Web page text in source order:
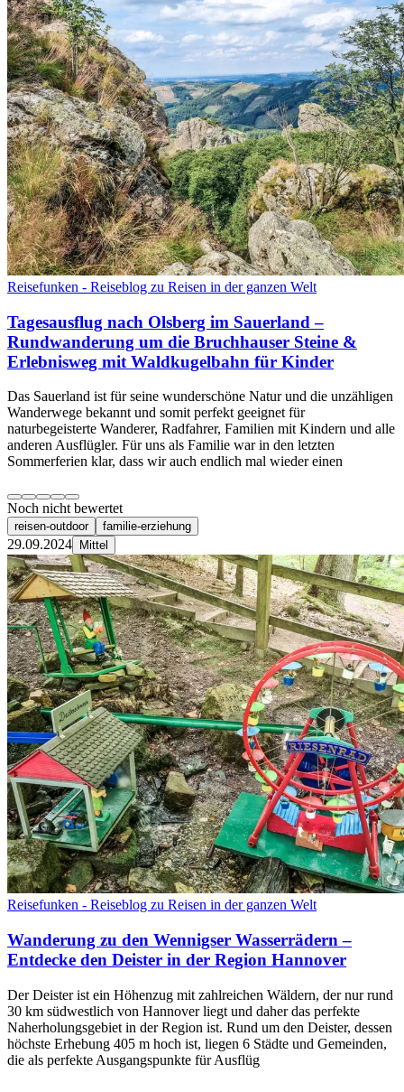
Reisefunken - Reiseblog zu Reisen in der ganzen Welt
Tagesausflug nach Olsberg im Sauerland –
Rundwanderung um die Bruchhauser Steine &
Erlebnisweg mit Waldkugelbahn für Kinder
Das Sauerland ist für seine wunderschöne Natur und die unzähligen
Wanderwege bekannt und somit perfekt geeignet für
naturbegeisterte Wanderer, Radfahrer, Familien mit Kindern und alle
anderen Ausflügler. Für uns als Familie war in den letzten
Sommerferien klar, dass wir auch endlich mal wieder einen
Noch nicht bewertet
reisen-outdoor familie-erziehung
29.09.2024 Mittel
Reisefunken - Reiseblog zu Reisen in der ganzen Welt
Wanderung zu den Wennigser Wasserrädern –
Entdecke den Deister in der Region Hannover
Der Deister ist ein Höhenzug mit zahlreichen Wäldern, der nur rund
30 km südwestlich von Hannover liegt und daher das perfekte
Naherholungsgebiet in der Region ist. Rund um den Deister, dessen
höchste Erhebung 405 m hoch ist, liegen 6 Städte und Gemeinden,
die als perfekte Ausgangspunkte für Ausflüg